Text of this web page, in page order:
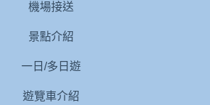
機場接送
景點介紹
一日/多日遊
遊覽車介紹